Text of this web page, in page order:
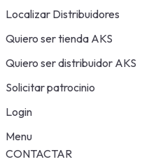
Localizar Distribuidores
Quiero ser tienda AKS
Quiero ser distribuidor AKS
Solicitar patrocinio
Login
Menu
CONTACTAR